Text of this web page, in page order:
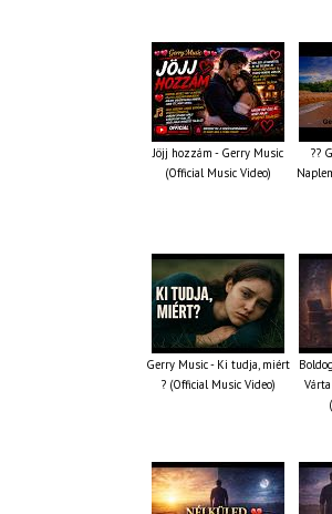
Jöjj hozzám - Gerry Music
(Official Music Video)
??
Gerry Music - Ki tudja, miért
? (Official Music Video)